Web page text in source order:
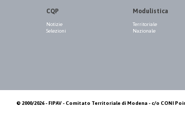
CQP
Notizie
Selezioni
Modulistica
Territoriale
Nazionale
© 2000/2026 - FIPAV - Comitato Territoriale di Modena - c/o CONI